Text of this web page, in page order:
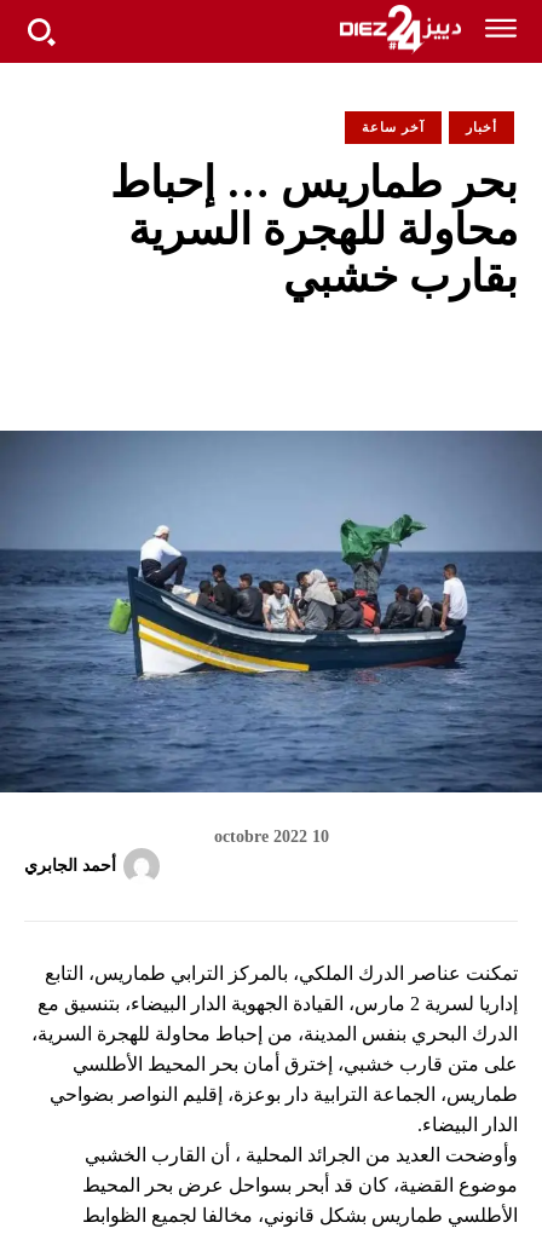
آخر ساعة أخبار
بحر طماريس … إحباط
محاولة للهجرة السرية
بقارب خشبي
10 octobre 2022
أحمد الجابري
تمكنت عناصر الدرك الملكي، بالمركز الترابي طماريس، التابع
إداريا لسرية 2 مارس، القيادة الجهوية الدار البيضاء، بتنسيق مع
الدرك البحري بنفس المدينة، من إحباط محاولة للهجرة السرية،
على متن قارب خشبي، إخترق أمان بحر المحيط الأطلسي
طماريس، الجماعة الترابية دار بوعزة، إقليم النواصر بضواحي
الدار البيضاء.
وأوضحت العديد من الجرائد المحلية ، أن القارب الخشبي
موضوع القضية، كان قد أبحر بسواحل عرض بحر المحيط
الأطلسي طماريس بشكل قانوني، مخالفا لجميع الظوابط